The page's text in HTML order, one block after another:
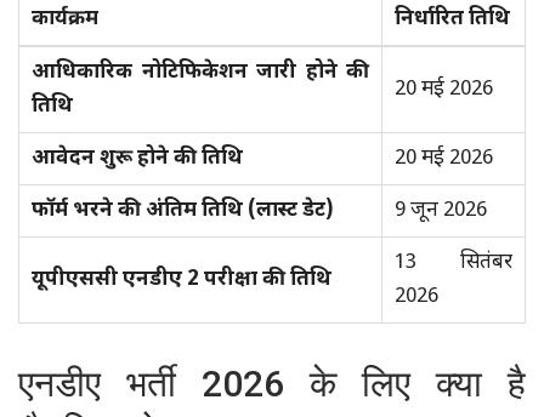
कार्यक्रम
निर्धारित तिथि
आधिकारिक नोटिफिकेशन जारी होने की
तिथि
20 मई 2026
आवेदन शुरू होने की तिथि
20 मई 2026
फॉर्म भरने की अंतिम तिथि (लास्ट डेट)
9 जून 2026
यूपीएससी एनडीए 2 परीक्षा की तिथि
13 सितंबर
2026
एनडीए भर्ती 2026 के लिए क्या है